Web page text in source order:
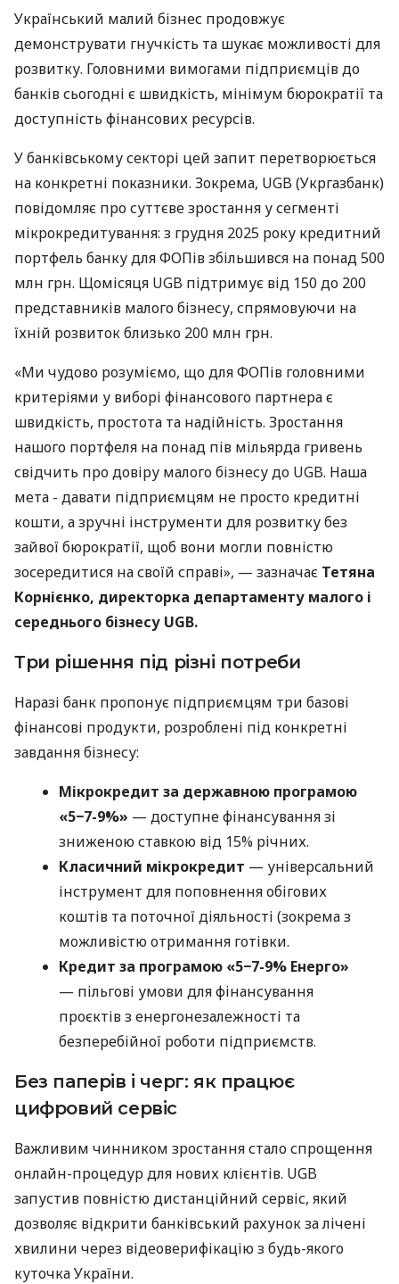
Український малий бізнес продовжує
демонструвати гнучкість та шукає можливості для
розвитку. Головними вимогами підприємців до
банків сьогодні є швидкість, мінімум бюрократії та
доступність фінансових ресурсів.
У банківському секторі цей запит перетворюється
на конкретні показники. Зокрема, UGB (Укргазбанк)
повідомляє про суттєве зростання у сегменті
мікрокредитування: з грудня 2025 року кредитний
портфель банку для ФОПів збільшився на понад 500
млн грн. Щомісяця UGB підтримує від 150 до 200
представників малого бізнесу, спрямовуючи на
їхній розвиток близько 200 млн грн.
«Ми чудово розуміємо, що для ФОПів головними
критеріями у виборі фінансового партнера є
швидкість, простота та надійність. Зростання
нашого портфеля на понад пів мільярда гривень
свідчить про довіру малого бізнесу до UGB. Наша
мета - давати підприємцям не просто кредитні
кошти, а зручні інструменти для розвитку без
зайвої бюрократії, щоб вони могли повністю
зосередитися на своїй справі», — зазначає Тетяна
Корнієнко, директорка департаменту малого і
середнього бізнесу UGB.
Три рішення під різні потреби
Наразі банк пропонує підприємцям три базові
фінансові продукти, розроблені під конкретні
завдання бізнесу:
Мікрокредит за державною програмою
«5−7-9%» — доступне фінансування зі
зниженою ставкою від 15% річних.
Класичний мікрокредит — універсальний
інструмент для поповнення обігових
коштів та поточної діяльності (зокрема з
можливістю отримання готівки.
Кредит за програмою «5−7-9% Енерго»
— пільгові умови для фінансування
проєктів з енергонезалежності та
безперебійної роботи підприємств.
Без паперів і черг: як працює
цифровий сервіс
Важливим чинником зростання стало спрощення
онлайн-процедур для нових клієнтів. UGB
запустив повністю дистанційний сервіс, який
дозволяє відкрити банківський рахунок за лічені
хвилини через відеоверифікацію з будь-якого
куточка України.